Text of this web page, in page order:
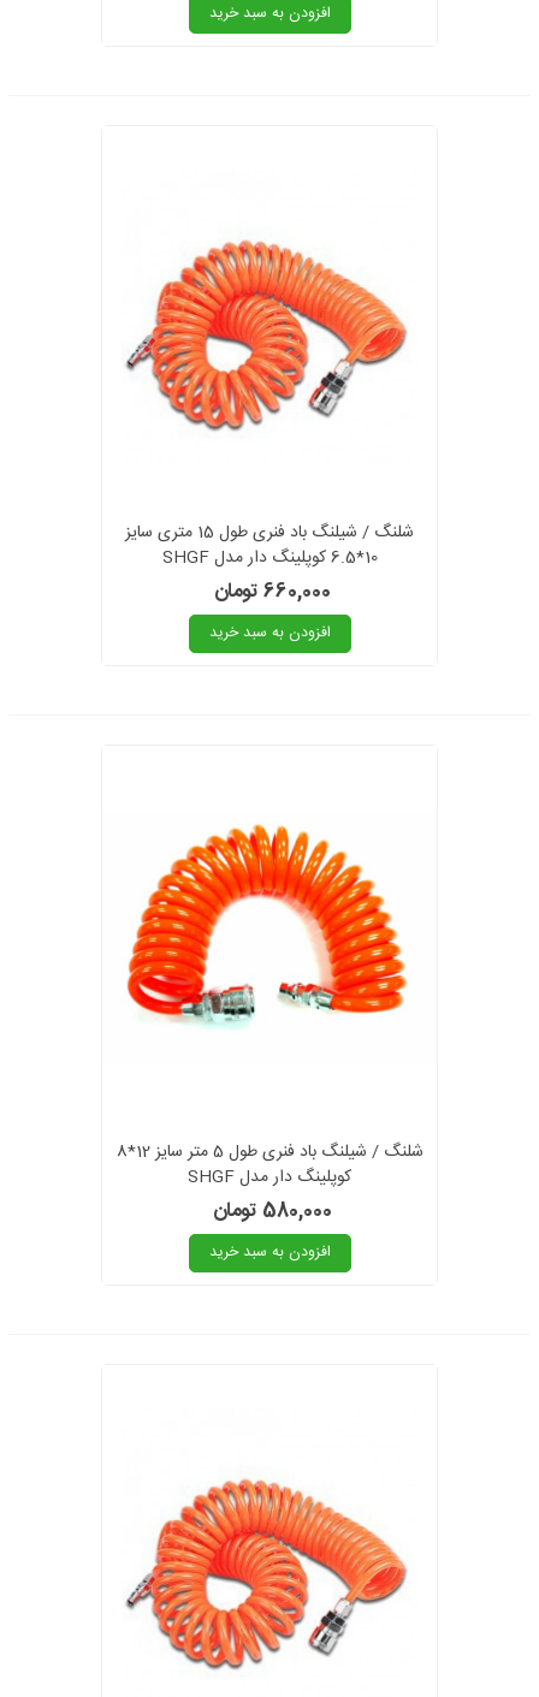
افزودن به سبد خرید
شلنگ / شیلنگ باد فنری طول 15 متری سایز
10*6.5 کوپلینگ دار مدل SHGF
660,000 تومان
افزودن به سبد خرید
شلنگ / شیلنگ باد فنری طول 5 متر سایز 12*8
کوپلینگ دار مدل SHGF
580,000 تومان
افزودن به سبد خرید